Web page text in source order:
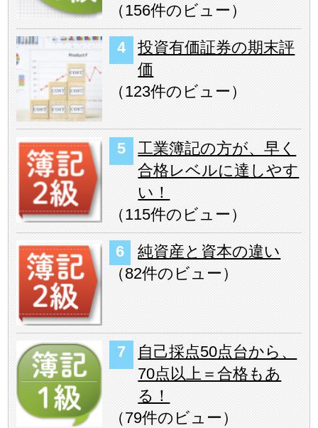
（156件のビュー ）
投資有価証券の期末評
価
（123件のビュー ）
工業簿記の方が、早く
合格レベルに達しやす
い！
（115件のビュー ）
純資産と資本の違い
（82件のビュー ）
自己採点50点台から、
70点以上＝合格もあ
る！
（79件のビュー ）